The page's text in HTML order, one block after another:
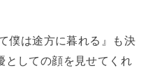
僕は途方に暮れる』も決
としての顔を見せてくれ